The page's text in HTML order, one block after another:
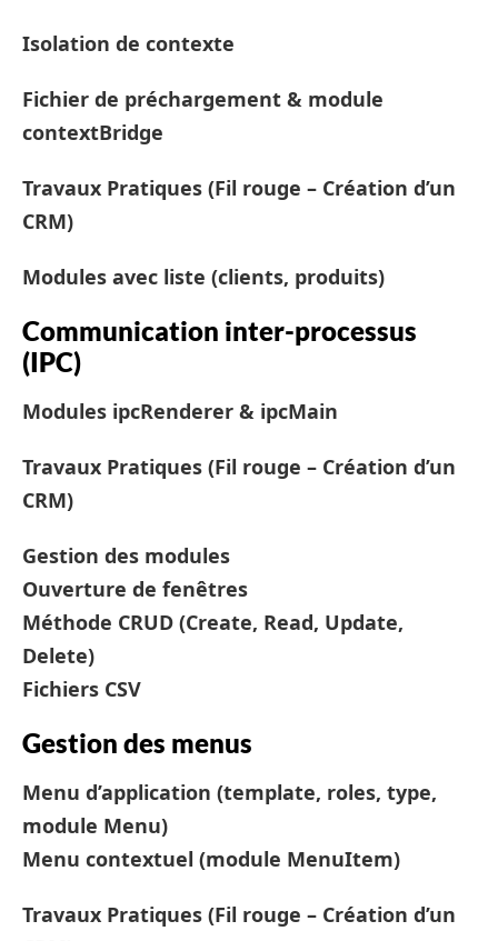
Isolation de contexte
Fichier de préchargement & module
contextBridge
Travaux Pratiques (Fil rouge – Création d’un
CRM)
Modules avec liste (clients, produits)
Communication inter-processus
(IPC)
Modules ipcRenderer & ipcMain
Travaux Pratiques (Fil rouge – Création d’un
CRM)
Gestion des modules
Ouverture de fenêtres
Méthode CRUD (Create, Read, Update,
Delete)
Fichiers CSV
Gestion des menus
Menu d’application (template, roles, type,
module Menu)
Menu contextuel (module MenuItem)
Travaux Pratiques (Fil rouge – Création d’un